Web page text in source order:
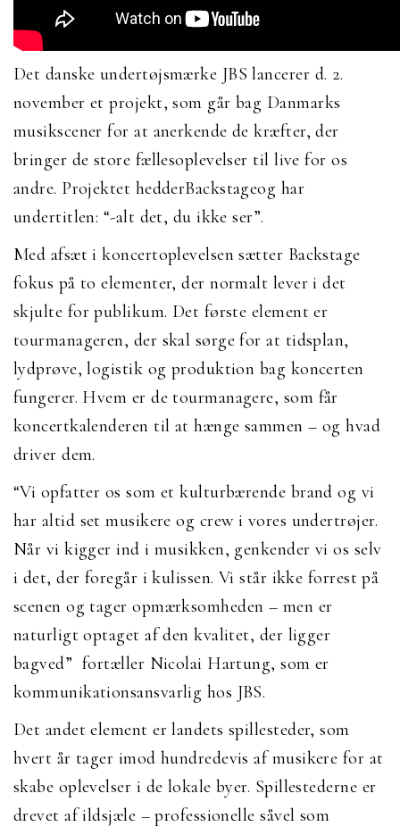
Det danske undertøjsmærke JBS lancerer d. 2.
november et projekt, som går bag Danmarks
musikscener for at anerkende de kræfter, der
bringer de store fællesoplevelser til live for os
andre. Projektet hedderBackstageog har
undertitlen: “-alt det, du ikke ser”.
Med afsæt i koncertoplevelsen sætter Backstage
fokus på to elementer, der normalt lever i det
skjulte for publikum. Det første element er
tourmanageren, der skal sørge for at tidsplan,
lydprøve, logistik og produktion bag koncerten
fungerer. Hvem er de tourmanagere, som får
koncertkalenderen til at hænge sammen – og hvad
driver dem.
“Vi opfatter os som et kulturbærende brand og vi
har altid set musikere og crew i vores undertrøjer.
Når vi kigger ind i musikken, genkender vi os selv
i det, der foregår i kulissen. Vi står ikke forrest på
scenen og tager opmærksomheden – men er
naturligt optaget af den kvalitet, der ligger
bagved” fortæller Nicolai Hartung, som er
kommunikationsansvarlig hos JBS.
Det andet element er landets spillesteder, som
hvert år tager imod hundredevis af musikere for at
skabe oplevelser i de lokale byer. Spillestederne er
drevet af ildsjæle – professionelle såvel som